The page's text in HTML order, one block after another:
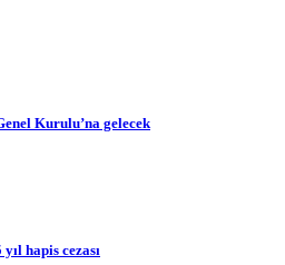
Kurulu’na gelecek
hapis cezası